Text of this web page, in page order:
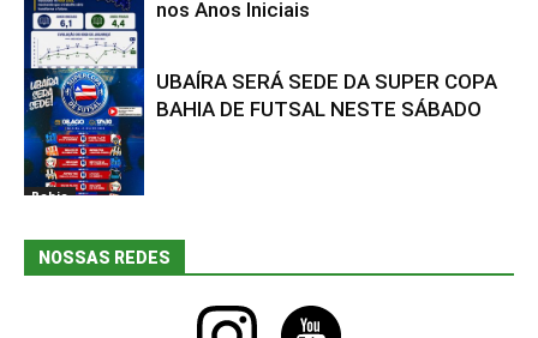
Bahia
nos Anos Iniciais
Bahia
UBAÍRA SERÁ SEDE DA SUPER COPA
BAHIA DE FUTSAL NESTE SÁBADO
NOSSAS REDES
instagram youtube